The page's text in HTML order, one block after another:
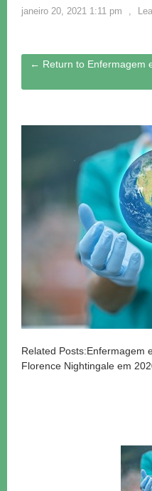
janeiro 20, 2021 1:11 pm ,
← Return to Enfermagem
Related
Florence Nightingale em